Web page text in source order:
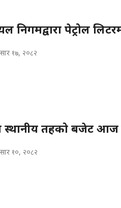
निगमद्वारा पेट्रोल
१७, २०८२
तहको बजेट आज
१०, २०८२